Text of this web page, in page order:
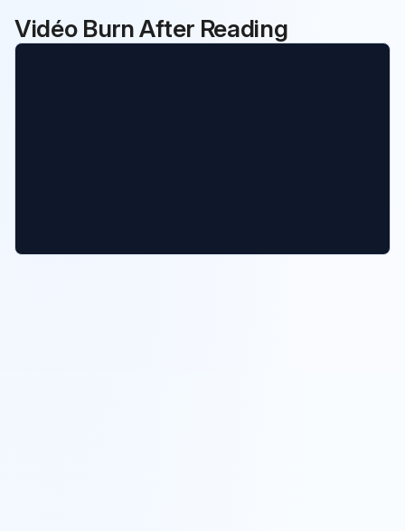
Vidéo Burn After Reading